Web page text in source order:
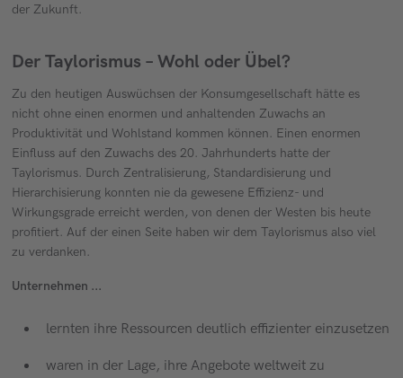
der Zukunft.
Der Taylorismus – Wohl oder Übel?
Zu den heutigen Auswüchsen der Konsumgesellschaft hätte es
nicht ohne einen enormen und anhaltenden Zuwachs an
Produktivität und Wohlstand kommen können. Einen enormen
Einfluss auf den Zuwachs des 20. Jahrhunderts hatte der
Taylorismus. Durch Zentralisierung, Standardisierung und
Hierarchisierung konnten nie da gewesene Effizienz- und
Wirkungsgrade erreicht werden, von denen der Westen bis heute
profitiert. Auf der einen Seite haben wir dem Taylorismus also viel
zu verdanken.
Unternehmen ...
lernten ihre Ressourcen deutlich effizienter einzusetzen
waren in der Lage, ihre Angebote weltweit zu